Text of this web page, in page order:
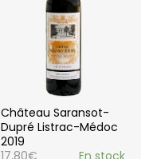
Château Saransot-
Dupré Listrac-Médoc
2019
17,80€ En stock